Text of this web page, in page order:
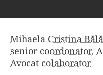
Mihaela Cristina
senior coordonator,
Avocat colaborator